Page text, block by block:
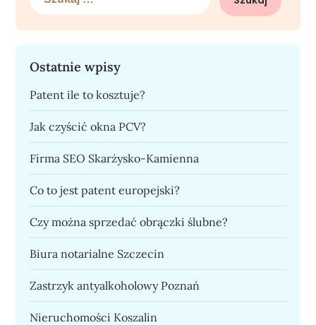
Ostatnie wpisy
Patent ile to kosztuje?
Jak czyścić okna PCV?
Firma SEO Skarżysko-Kamienna
Co to jest patent europejski?
Czy można sprzedać obrączki ślubne?
Biura notarialne Szczecin
Zastrzyk antyalkoholowy Poznań
Nieruchomości Koszalin